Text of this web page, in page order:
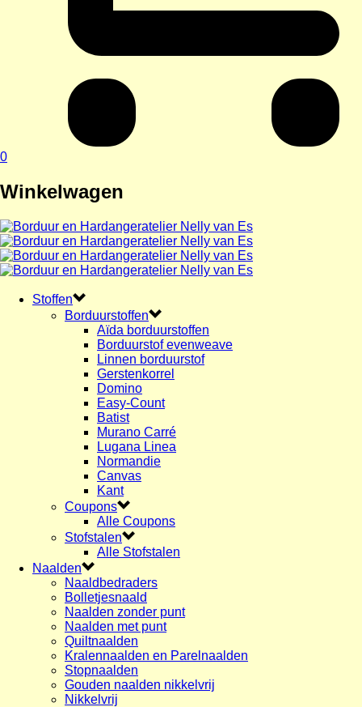
0
Winkelwagen
Stoffen
Borduurstoffen
Aïda borduurstoffen
Borduurstof evenweave
Linnen borduurstof
Gerstenkorrel
Domino
Easy-Count
Batist
Murano Carré
Lugana Linea
Normandie
Canvas
Kant
Coupons
Alle Coupons
Stofstalen
Alle Stofstalen
Naalden
Naaldbedraders
Bolletjesnaald
Naalden zonder punt
Naalden met punt
Quiltnaalden
Kralennaalden en Parelnaalden
Stopnaalden
Gouden naalden nikkelvrij
Nikkelvrij